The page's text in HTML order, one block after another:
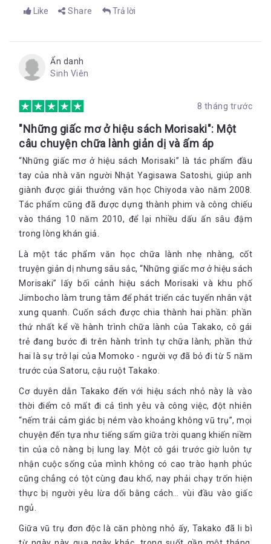
Like Share Trả lời
Ẩn danh
Sinh Viên
8 tháng trước
"Những giấc mơ ở hiệu sách Morisaki": Một
câu chuyện chữa lành giản dị và ấm áp
“Những giấc mơ ở hiệu sách Morisaki” là tác phẩm đầu
tay của nhà văn người Nhật Yagisawa Satoshi, giúp anh
giành được giải thưởng văn học Chiyoda vào năm 2008.
Tác phẩm cũng đã được dựng thành phim và công chiếu
vào tháng 10 năm 2010, để lại nhiều dấu ấn sâu đậm
trong lòng khán giả.
Là một tác phẩm văn học chữa lành nhẹ nhàng, cốt
truyện giản dị nhưng sâu sắc, “Những giấc mơ ở hiệu sách
Morisaki” lấy bối cảnh hiệu sách Morisaki và khu phố
Jimbocho làm trung tâm để phát triển các tuyến nhân vật
xung quanh. Cuốn sách được chia thành hai phần: phần
thứ nhất kể về hành trình chữa lành của Takako, cô gái
trẻ đang bước đi trên hành trình tự chữa lành; phần thứ
hai là sự trở lại của Momoko - người vợ đã bỏ đi từ 5 năm
trước của Satoru, cậu ruột Takako.
Cơ duyên dẫn Takako đến với hiệu sách nhỏ này là vào
thời điểm cô mất đi cả tình yêu và công việc, đột nhiên
“nếm trải cảm giác bị ném vào khoảng không vũ trụ”, mọi
chuyện đến tựa như tiếng sấm giữa trời quang khiến niềm
tin của cô nàng bị lung lay. Một cô gái trước giờ luôn tự
nhận cuộc sống của mình không có cao trào hạnh phúc
cũng chẳng có tột cùng đau khổ, nay phải chạy trốn hiện
thực bị người yêu lừa dối bằng cách… vùi đầu vào giấc
ngủ.
Giữa vũ trụ đơn độc là căn phòng nhỏ ấy, Takako đã li bì